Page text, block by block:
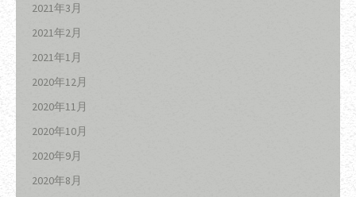
2021年3月
2021年2月
2021年1月
2020年12月
2020年11月
2020年10月
2020年9月
2020年8月